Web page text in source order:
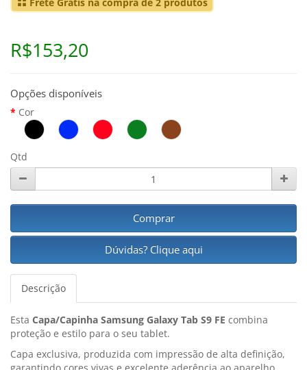
R$153,20
Opções disponíveis
Cor
Qtd
Comprar
Dúvidas? Clique aqui
Descrição
Esta Capa/Capinha Samsung Galaxy Tab S9 FE combina
proteção e estilo para o seu tablet.
Capa exclusiva, produzida com impressão de alta definição,